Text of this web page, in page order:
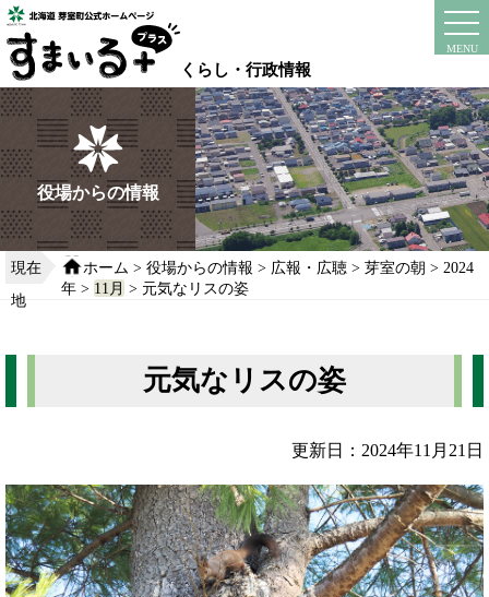
本
文
へ
移
動
る
くらし・行政情報
MENU
instagram
役場からの情報
現在
地
ホーム > 役場からの情報 > 広報・広聴> 芽室の朝 > 2024
年> 11月 > 元気なリスの姿
元気なリスの姿
更新日：2024年11月21日